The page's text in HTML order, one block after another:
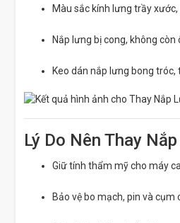
Màu sắc kính lưng trầy xước,
Nắp lưng bị cong, không còn
Keo dán nắp lưng bong tróc,
Lý Do Nên Thay
Giữ tính thẩm mỹ cho máy
Bảo vệ bo mạch, pin và